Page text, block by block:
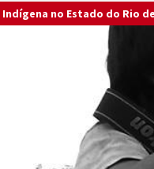
no Estado do Rio